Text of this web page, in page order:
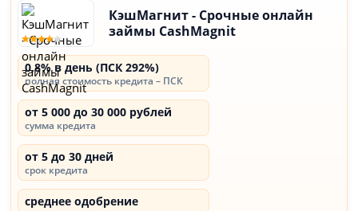
КэшМагнит - Срочные онлайн
займы CashMagnit
0,8% в день (ПСК 292%)
полная стоимость кредита – ПСК
от 5 000 до 30 000 рублей
сумма кредита
от 5 до 30 дней
срок кредита
среднее одобрение